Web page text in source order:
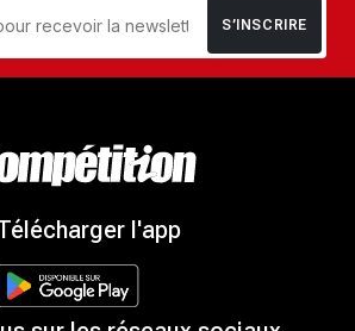
S’INSCRIRE
l'app